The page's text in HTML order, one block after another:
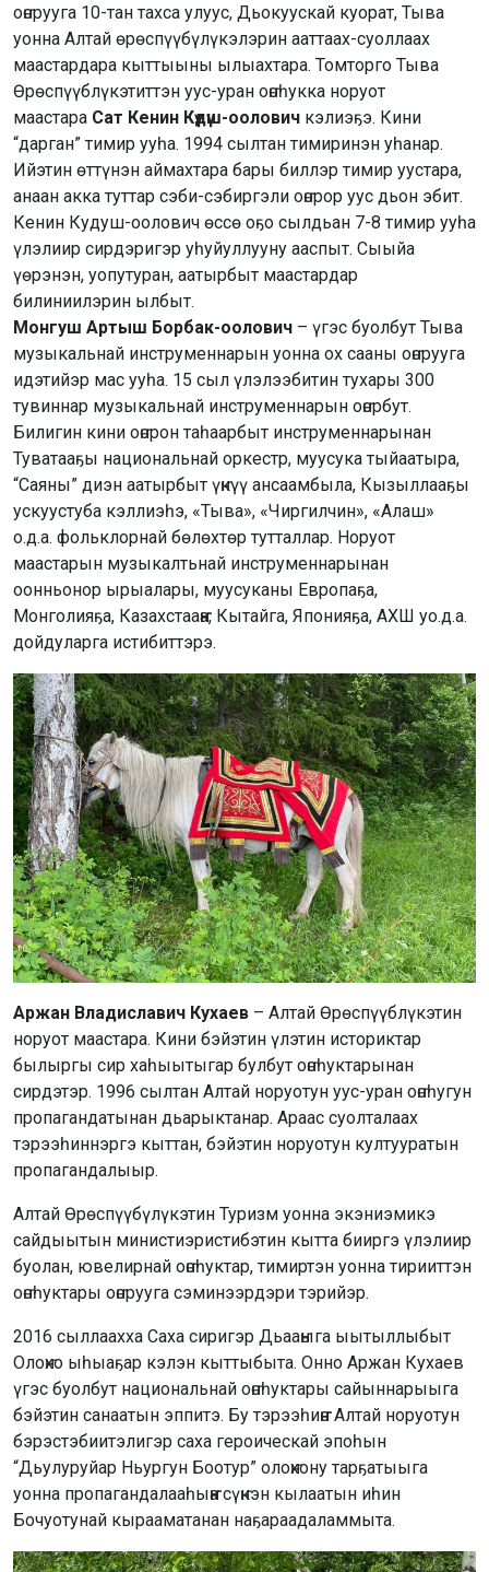
оҥорууга 10-тан тахса улуус, Дьокуускай куорат, Тыва
уонна Алтай өрөспүүбүлүкэлэрин ааттаах-суоллаах
маастардара кыттыыны ылыахтара. Томторго Тыва
Өрөспүүблүкэтиттэн уус-уран оҥоһукка норуот
маастара Сат Кенин Күдүш-оолович кэлиэҕэ. Кини
“дарган” тимир ууһа. 1994 сылтан тимиринэн уһанар.
Ийэтин өттүнэн аймахтара бары биллэр тимир уустара,
анаан акка туттар сэби-сэбиргэли оҥорор уус дьон эбит.
Кенин Кудуш-оолович өссө оҕо сылдьан 7-8 тимир ууһа
үлэлиир сирдэригэр уһуйуллууну ааспыт. Сыыйа
үөрэнэн, уопутуран, аатырбыт маастардар
билиниилэрин ылбыт.
Монгуш Артыш Борбак-оолович – үгэс буолбут Тыва
музыкальнай инструменнарын уонна ох сааны оҥорууга
идэтийэр мас ууһа. 15 сыл үлэлээбитин тухары 300
тувиннар музыкальнай инструменнарын оҥорбут.
Билигин кини оҥорон таһаарбыт инструменнарынан
Туватааҕы национальнай оркестр, муусука тыйаатыра,
“Саяны” диэн аатырбыт үҥкүү ансаамбыла, Кызыллааҕы
ускуустуба кэллиэһэ, «Тыва», «Чиргилчин», «Алаш»
о.д.а. фольклорнай бөлөхтөр тутталлар. Норуот
маастарын музыкалтьнай инструменнарынан
оонньонор ырыалары, муусуканы Европаҕа,
Монголияҕа, Казахстааҥҥа, Кытайга, Японияҕа, АХШ уо.д.а.
дойдуларга истибиттэрэ.
Аржан Владиславич Кухаев – Алтай Өрөспүүблүкэтин
норуот маастара. Кини бэйэтин үлэтин историктар
былыргы сир хаһыытыгар булбут оҥоһуктарынан
сирдэтэр. 1996 сылтан Алтай норуотун уус-уран оҥоһугун
пропагандатынан дьарыктанар. Араас суолталаах
тэрээһиннэргэ кыттан, бэйэтин норуотун култууратын
пропагандалыыр.
Алтай Өрөспүүбүлүкэтин Туризм уонна экэниэмикэ
сайдыытын министиэристибэтин кытта бииргэ үлэлиир
буолан, ювелирнай оҥоһуктар, тимиртэн уонна тирииттэн
оҥоһуктары оҥорууга сэминээрдэри тэрийэр.
2016 сыллаахха Саха сиригэр Дьааҥыга ыытыллыбыт
Олоҥхо ыһыаҕар кэлэн кыттыбыта. Онно Аржан Кухаев
үгэс буолбут национальнай оҥоһуктары сайыннарыыга
бэйэтин санаатын эппитэ. Бу тэрээһиҥҥэ Алтай норуотун
бэрэстэбиитэлигэр саха героическай эпоһын
“Дьулуруйар Ньургун Боотур” олоҥхону тарҕатыыга
уонна пропагандалааһыҥҥа сүҥкэн кылаатын иһин
Бочуотунай кырааматанан наҕараадаламмыта.